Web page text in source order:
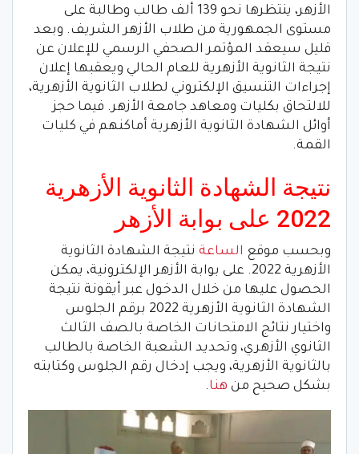
الأزهر، ينتظرها نحو 139 ألف طالب وطالبة على
مستوى الجمهورية من طلاب الأزهر الشريف. وبعد
قليل سيعقد المؤتمر الصحفي الرسمي للإعلان عن
نتيجة الثانوية الأزهرية للعام الحالي ويعقبها إعلان
إجراءات التنسيق الإلكتروني لطلاب الثانوية الأزهرية،
للالتحاق بكليات ومعاهد جامعة الأزهر. فيما حجز
أوائل الشهادة الثانوية الأزهرية أماكنهم في كليات
القمة.
نتيجة الشهادة الثانوية الأزهرية
2022 على بوابة الأزهر
وبحسب موقع الساعة نتيجة الشهادة الثانوية
الأزهرية 2022. على بوابة الأزهر الإلكترونية، يمكن
الحصول عليها من خلال الدخول عبر أيقونة نتيجة
الشهادة الثانوية الأزهرية 2022 برقم الجلوس
واختيار نتائج الامتحانات الخاصة بالصف الثالث
الثانوي الأزهري، وتحديد الشعبة الخاصة بالطالب
بالثانوية الأزهرية، ويجب إدخال رقم الجلوس وكتابته
بشكل صحيح من هنا.